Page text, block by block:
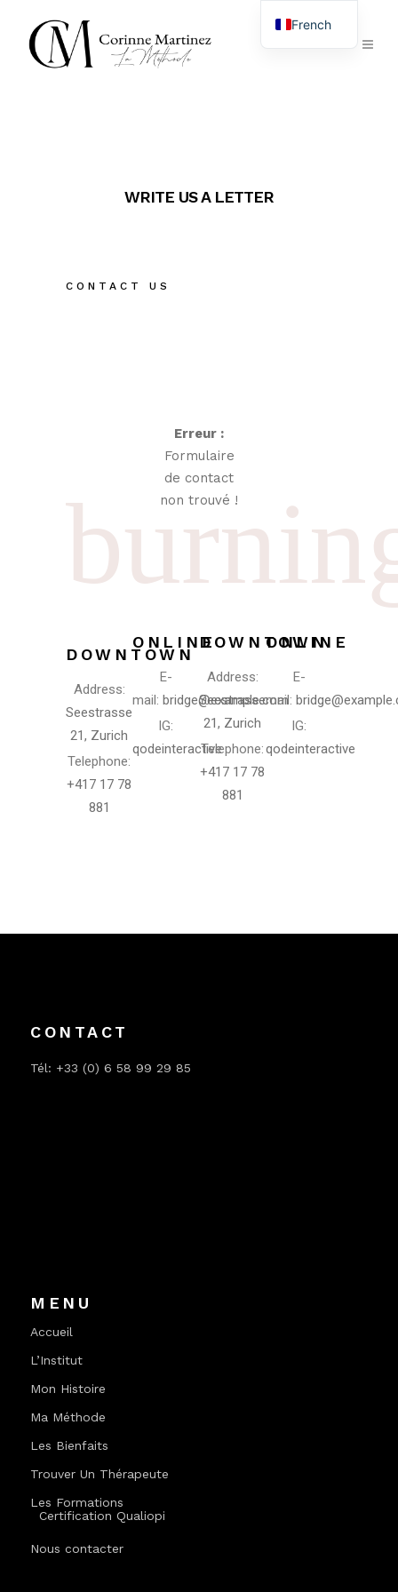
CONTACT US
WRITE US A LETTER
Erreur :
Formulaire
de contact
non trouvé !
DOWNTOWN
Address:
Seestrasse
21, Zurich
Telephone:
+417 17 78
881
ONLINE
E-
mail: bridge@example.com
IG:
qodeinteractive
DOWNTOWN
Address:
Seestrasse
21, Zurich
Telephone:
+417 17 78
881
ONLINE
E-
mail:
IG:
qodeinteractive
CONTACT
Tél: +33 (0) 6 58 99 29 85
MENU
Accueil
L’Institut
Mon Histoire
Ma Méthode
Les Bienfaits
Trouver Un Thérapeute
Les Formations
Certification Qualiopi
Nous contacter
French